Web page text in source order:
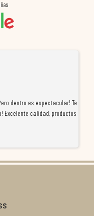
dentro es espectacular! Te
Excelente calidad, productos